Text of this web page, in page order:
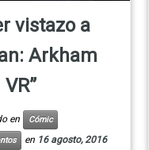
vistazo a
Arkham
VR”
en
Cómic
en 16 agosto, 2016